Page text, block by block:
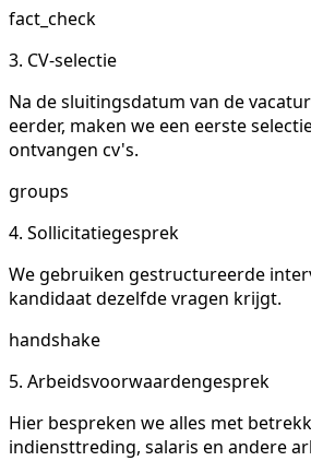
fact_check
3. CV-selectie
Na de sluitingsdatum van de
eerder, maken we een eerste
ontvangen cv's.
groups
4. Sollicitatiegesprek
We gebruiken gestructureerde
kandidaat dezelfde vragen krijgt.
handshake
5. Arbeidsvoorwaardengesprek
Hier bespreken we alles met
indiensttreding, salaris en andere